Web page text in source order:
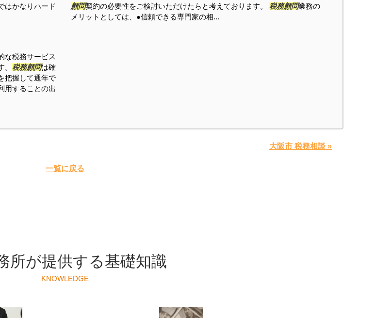
はかなりハード
顧問契約の必要性をご検討いただけたらと考えております。 税務顧問業務の
メリットとしては、●信頼できる専門家の相...
な税務サービス
。税務顧問は確
把握して通年で
用することの出
大阪市 税務相談 »
一覧に戻る
所が提供する基礎知識
KNOWLEDGE